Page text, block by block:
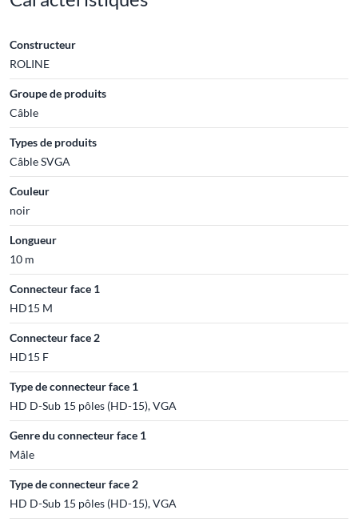
Constructeur
ROLINE
Groupe de produits
Câble
Types de produits
Câble SVGA
Couleur
noir
Longueur
10 m
Connecteur face 1
HD15 M
Connecteur face 2
HD15 F
Type de connecteur face 1
HD D-Sub 15 pôles (HD-15), VGA
Genre du connecteur face 1
Mâle
Type de connecteur face 2
HD D-Sub 15 pôles (HD-15), VGA